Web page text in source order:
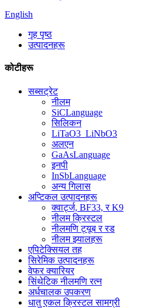
English
गृह पृष्ठ
उत्पादनहरू
कोटीहरू
सब्सट्रेट
नीलम
SiCLanguage
सिलिकन
LiTaO3_LiNbO3
अलएन
GaAsLanguage
इनपी
InSbLanguage
अन्य गिलास
अप्टिकल उत्पादनहरू
क्वार्ट्ज, BF33, र K9
नीलम क्रिस्टल
नीलमणि ट्यूब र रड
नीलम झ्यालहरू
एपिटेक्सियल तह
सिरेमिक उत्पादनहरू
वेफर क्यारियर
सिंथेटिक नीलमणि रत्न
अर्धचालक उपकरण
धातु एकल क्रिस्टल सामग्री